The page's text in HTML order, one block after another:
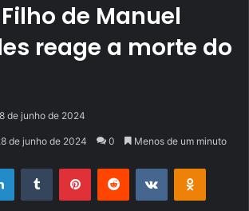
de Manuel
reage a morte do
de junho de 2024
de junho de 2024 0 Menos de um minuto
LinkedinTumblr PinterestReddit VK OK